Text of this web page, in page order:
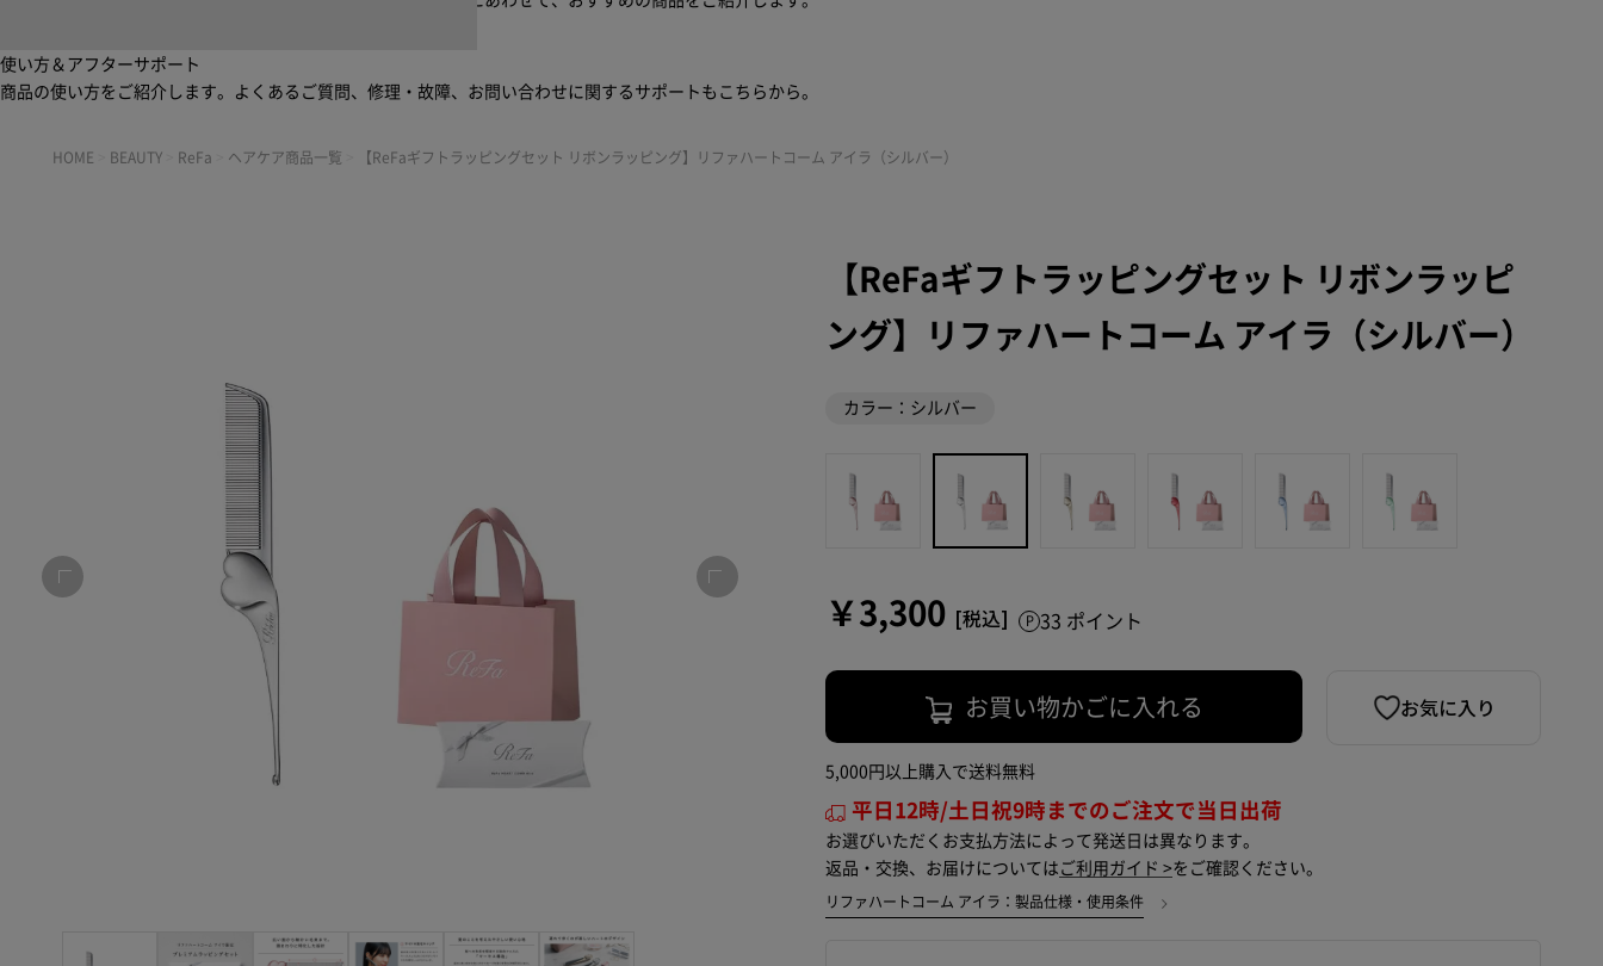
使い方＆アフターサポート
商品の使い方をご紹介します。よくあるご質問、修理・故障、お問い合わせに関するサポートもこちらから。
HOME BEAUTY ReFa ヘアケア商品一覧 【ReFaギフトラッピングセット リボンラッピング】リファハートコーム アイラ（シルバー）
【ReFaギフトラッピングセット リボンラッピ
ング】リファハートコーム アイラ（シルバー）
カラー：シルバー
￥3,300 33 ポイント
お買い物かごに入れる お気に入り
5,000円以上購入で送料無料
平日12時/土日祝9時までのご注文で当日出荷
お選びいただくお支払方法によって発送日は異なります。
返品・交換、お届けについては ご利用ガイド >をご確認ください。
リファハートコーム アイラ：製品仕様・使用条件